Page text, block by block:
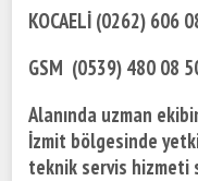
KOCAELİ (0262) 606
GSM (0539) 480 08
Alanında uzman
İzmit bölgesinde
teknik servis hizmeti